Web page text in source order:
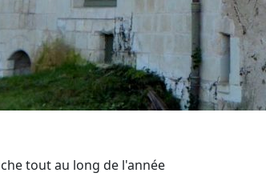
tout au long de l'année